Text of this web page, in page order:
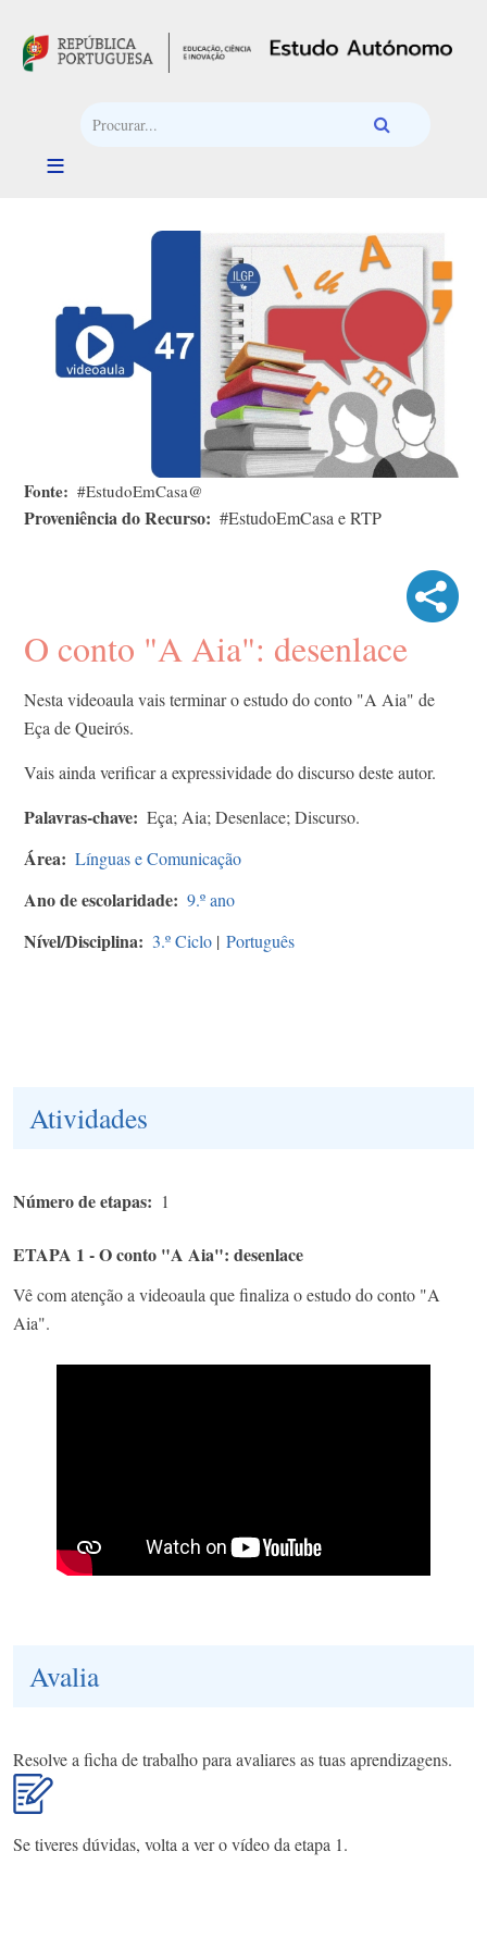
Fonte #EstudoEmCasa@
Proveniência do Recurso #EstudoEmCasa e RTP
O conto "A Aia": desenlace
Nesta videoaula vais terminar o estudo do conto "A Aia" de
Eça de Queirós.
Vais ainda verificar a expressividade do discurso deste autor.
Palavras-chave Eça; Aia; Desenlace; Discurso.
Área Línguas e Comunicação
Ano de escolaridade 9.º ano
Nível/Disciplina 3.º Ciclo | Português
Atividades
Número de etapas 1
ETAPA 1 - O conto "A Aia": desenlace
Vê com atenção a videoaula que finaliza o estudo do conto "A
Aia".
Avalia
Resolve a ficha de trabalho para avaliares as tuas aprendizagens.
Se tiveres dúvidas, volta a ver o vídeo da etapa 1.